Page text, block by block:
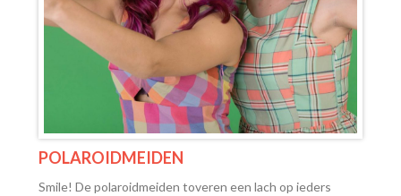
POLAROIDMEIDEN
Smile! De polaroidmeiden toveren een lach op ieders